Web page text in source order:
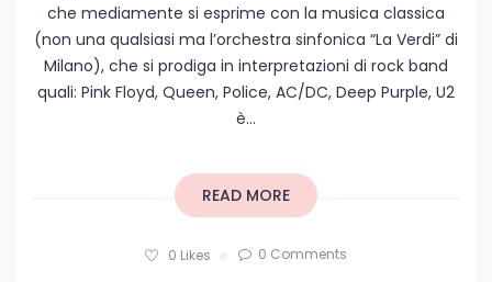
che mediamente si esprime con la musica classica
(non una qualsiasi ma l’orchestra sinfonica “La Verdi” di
Milano), che si prodiga in interpretazioni di rock band
quali: Pink Floyd, Queen, Police, AC/DC, Deep Purple, U2
è...
READ MORE
0 Likes 0 Comments